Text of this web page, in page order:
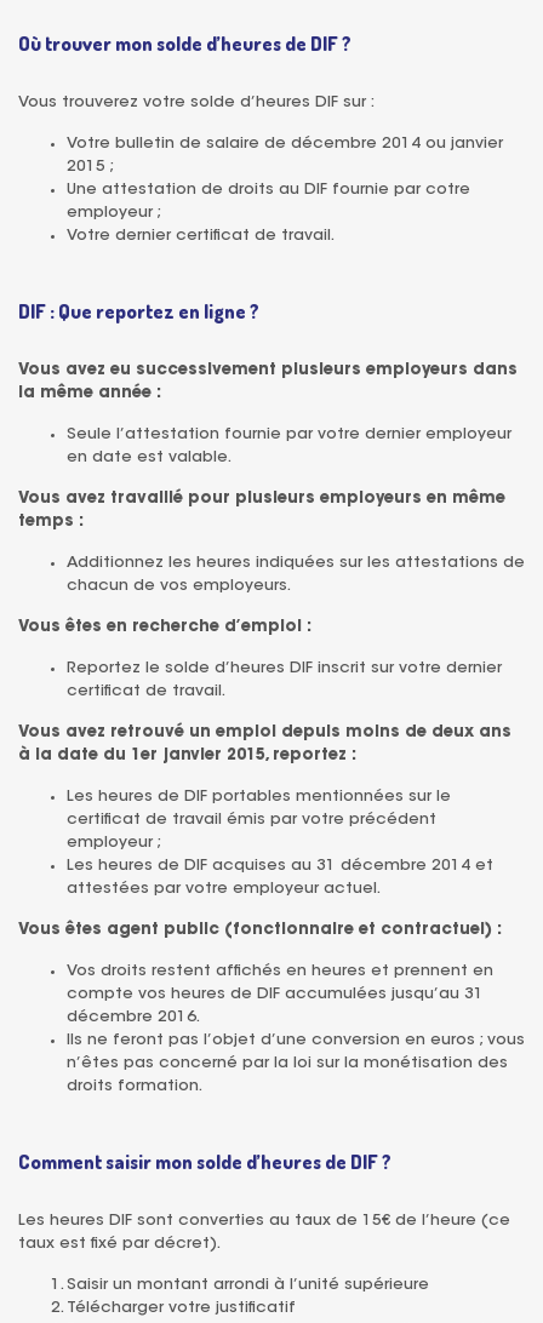
Où trouver mon solde d’heures de DIF ?
Vous trouverez votre solde d’heures DIF sur :
Votre bulletin de salaire de décembre 2014 ou janvier
2015 ;
Une attestation de droits au DIF fournie par cotre
employeur ;
Votre dernier certificat de travail.
DIF : Que reportez en ligne ?
Vous avez eu successivement plusieurs employeurs dans
la même année :
Seule l’attestation fournie par votre dernier employeur
en date est valable.
Vous avez travaillé pour plusieurs employeurs en même
temps :
Additionnez les heures indiquées sur les attestations de
chacun de vos employeurs.
Vous êtes en recherche d’emploi :
Reportez le solde d’heures DIF inscrit sur votre dernier
certificat de travail.
Vous avez retrouvé un emploi depuis moins de deux ans
à la date du 1er janvier 2015, reportez :
Les heures de DIF portables mentionnées sur le
certificat de travail émis par votre précédent
employeur ;
Les heures de DIF acquises au 31 décembre 2014 et
attestées par votre employeur actuel.
Vous êtes agent public (fonctionnaire et contractuel) :
Vos droits restent affichés en heures et prennent en
compte vos heures de DIF accumulées jusqu’au 31
décembre 2016.
Ils ne feront pas l’objet d’une conversion en euros ; vous
n’êtes pas concerné par la loi sur la monétisation des
droits formation.
Comment saisir mon solde d’heures de DIF ?
Les heures DIF sont converties au taux de 15€ de l’heure (ce
taux est fixé par décret).
Saisir un montant arrondi à l’unité supérieure
Télécharger votre justificatif